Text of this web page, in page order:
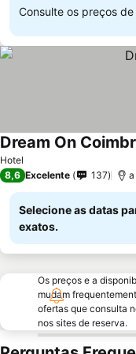
Consulte os preços de
Hotel
Dream On
8,6 Excelente 137
Selecione as datas
exatos.
Os preços e a
mudam
ofertas que consulta
nos sites de reserva.